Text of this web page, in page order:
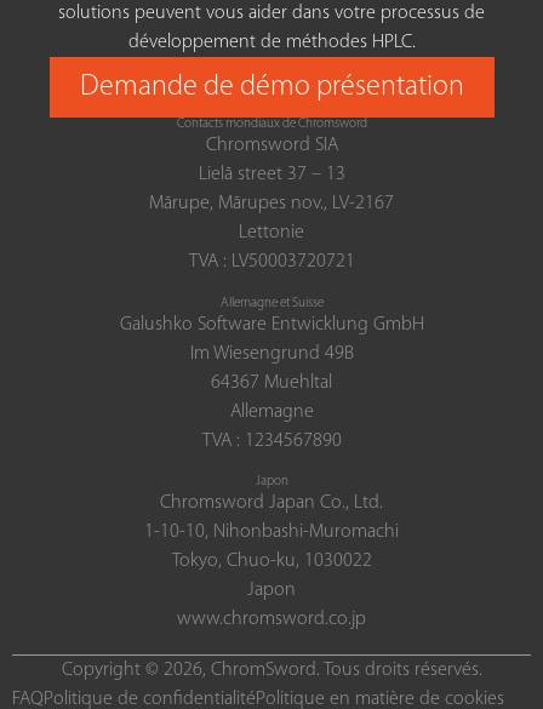
solutions peuvent vous aider dans votre processus de
développement de méthodes HPLC.
Demande de démo présentation
Contacts mondiaux de Chromsword
Chromsword SIA
Lielā street 37 – 13
Mārupe, Mārupes nov., LV-2167
Lettonie
TVA : LV50003720721
Allemagne et Suisse
Galushko Software Entwicklung GmbH
Im Wiesengrund 49B
64367 Muehltal
Allemagne
TVA : 1234567890
Japon
Chromsword Japan Co., Ltd.
1-10-10, Nihonbashi-Muromachi
Tokyo, Chuo-ku, 1030022
Japon
www.chromsword.co.jp
Copyright © 2026, ChromSword. Tous droits réservés.
FAQPolitique de confidentialitéPolitique en matière de cookies